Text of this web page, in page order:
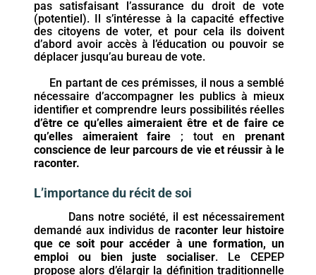
pas satisfaisant l’assurance du droit de vote
(potentiel). Il s’intéresse à la capacité effective
des citoyens de voter, et pour cela ils doivent
d’abord avoir accès à l’éducation ou pouvoir se
déplacer jusqu’au bureau de vote.
En partant de ces prémisses, il nous a semblé
nécessaire d’accompagner les publics à mieux
identifier et comprendre leurs possibilités réelles
d’être ce qu’elles aimeraient être et de faire ce
qu’elles aimeraient faire ; tout enprenant
conscience de leur parcours de vie et réussir à le
raconter.
L’importance du récit de soi
Dans notre société, il est nécessairement
demandé aux individus deraconter leur histoire
que ce soit pour accéder à une formation, un
emploi ou bien juste socialiser. Le CEPEP
propose alors d’élargir la définition traditionnelle